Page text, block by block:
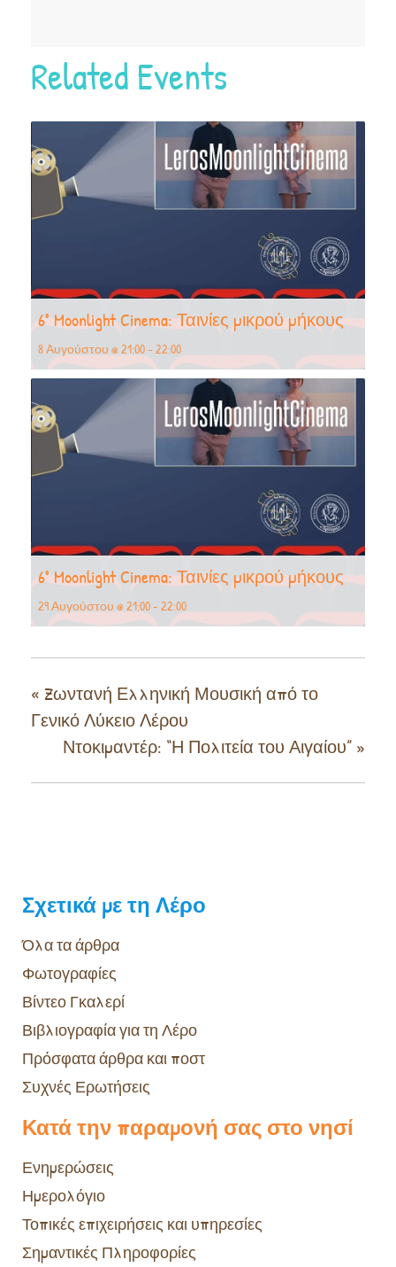
Related Events
6° Moonlight Cinema: Ταινίες μικρού μήκους
8 Αυγούστου @ 21:00- 22:00
6° Moonlight Cinema: Ταινίες μικρού μήκους
29 Αυγούστου @ 21:00- 22:00
« Zωντανή Ελληνική Μουσική από το
Γενικό Λύκειο Λέρου
Ντοκιμαντέρ: “Η Πολιτεία του Αιγαίου” »
Σχετικά με τη Λέρο
Όλα τα άρθρα
Φωτογραφίες
Βίντεο Γκαλερί
Βιβλιογραφία για τη Λέρο
Πρόσφατα άρθρα και ποστ
Συχνές Ερωτήσεις
Κατά την παραμονή σας στο νησί
Ενημερώσεις
Ημερολόγιο
Τοπικές επιχειρήσεις και υπηρεσίες
Σημαντικές Πληροφορίες